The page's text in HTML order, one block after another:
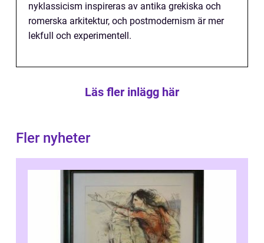
nyklassicism inspireras av antika grekiska och
romerska arkitektur, och postmodernism är mer
lekfull och experimentell.
Läs fler inlägg här
Fler nyheter